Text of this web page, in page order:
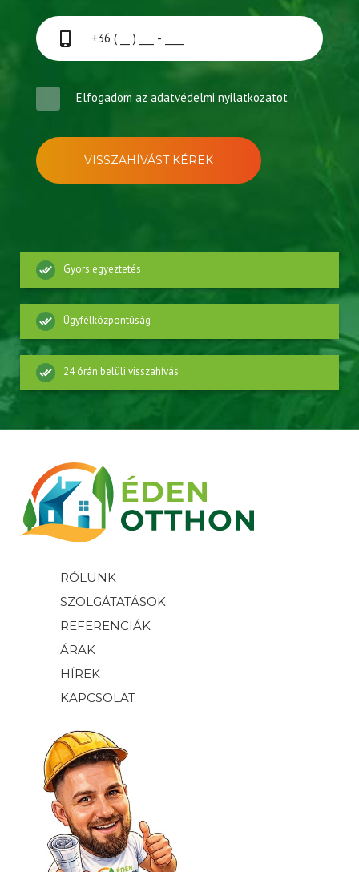
VISSZAHÍVÁST KÉREK
Elfogadom az adatvédelmi nyilatkozatot
Gyors egyeztetés
Ügyfélközpontúság
24 órán belüli visszahívás
RÓLUNK
SZOLGÁTATÁSOK
REFERENCIÁK
ÁRAK
HÍREK
KAPCSOLAT